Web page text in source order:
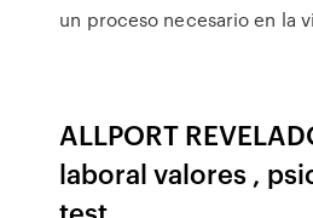
un proceso necesario en la
ALLPORT
laboral valores ,